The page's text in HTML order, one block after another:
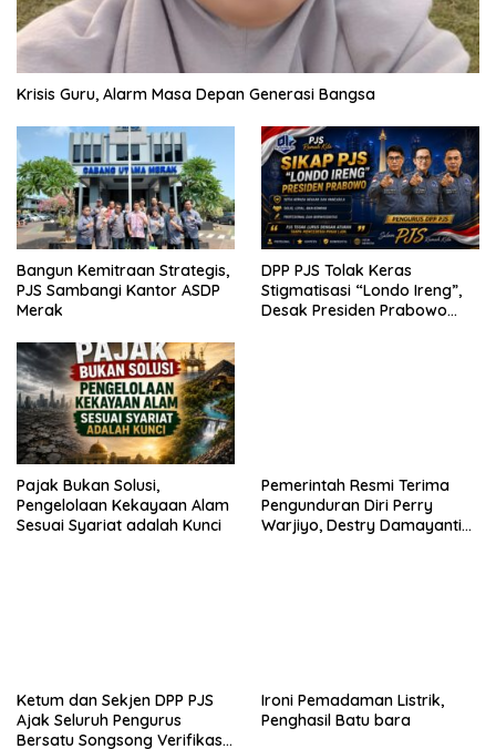
Krisis Guru, Alarm Masa Depan Generasi Bangsa
Bangun Kemitraan Strategis,
PJS Sambangi Kantor ASDP
Merak
DPP PJS Tolak Keras
Stigmatisasi “Londo Ireng”,
Desak Presiden Prabowo
Pajak Bukan Solusi,
Pengelolaan Kekayaan Alam
Sesuai Syariat adalah Kunci
Pemerintah Resmi Terima
Pengunduran Diri Perry
Warjiyo, Destry Damayanti
Ajak Seluruh Pengurus
Bersatu Songsong Verifikasi
Dewan Pers